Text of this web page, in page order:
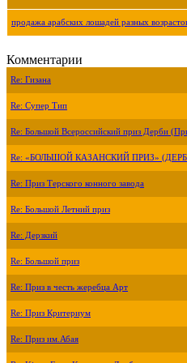
продажа арабских лошадей разных
Комментарии
Re: Гизана
Re: Супер Тип
Re: Большой Всероссийский приз Дерби
Re: «БОЛЬШОЙ КАЗАНСКИЙ ПРИЗ»
Re: Приз Терского конного завода
Re: Большой Летний приз
Re: Дерзкий
Re: Большой приз
Re: Приз в честь жеребца Арт
Re: Приз Критериум
Re: Приз им.Абая